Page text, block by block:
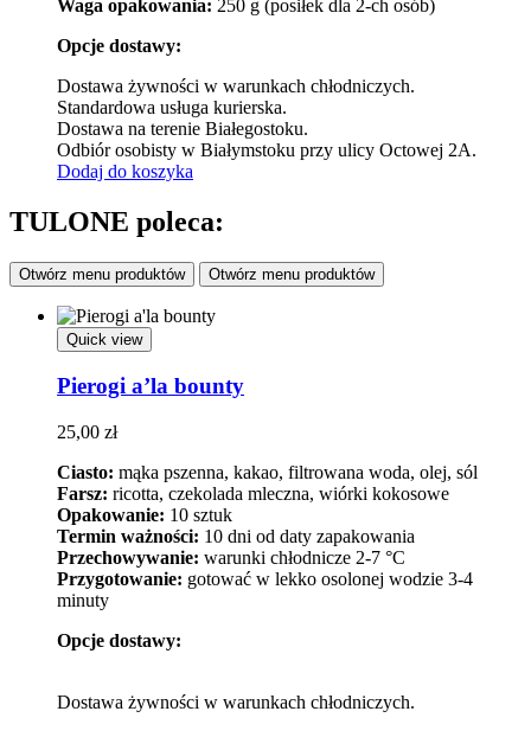
Waga opakowania: 250 g (posiłek dla 2-ch osób)
Opcje dostawy:
Dostawa żywności w warunkach chłodniczych.
Standardowa usługa kurierska.
Dostawa na terenie Białegostoku.
Odbiór osobisty w Białymstoku przy ulicy Octowej 2A.
Dodaj do koszyka
TULONE poleca:
Otwórz menu produktów Otwórz menu produktów
Quick view
Pierogi a’la bounty
25,00 zł
Ciasto: mąka pszenna, kakao, filtrowana woda, olej, sól
Farsz: ricotta, czekolada mleczna, wiórki kokosowe
Opakowanie: 10 sztuk
Termin ważności: 10 dni od daty zapakowania
Przechowywanie: warunki chłodnicze 2-7 °C
Przygotowanie: gotować w lekko osolonej wodzie 3-4
minuty
Opcje dostawy:
Dostawa żywności w warunkach chłodniczych.